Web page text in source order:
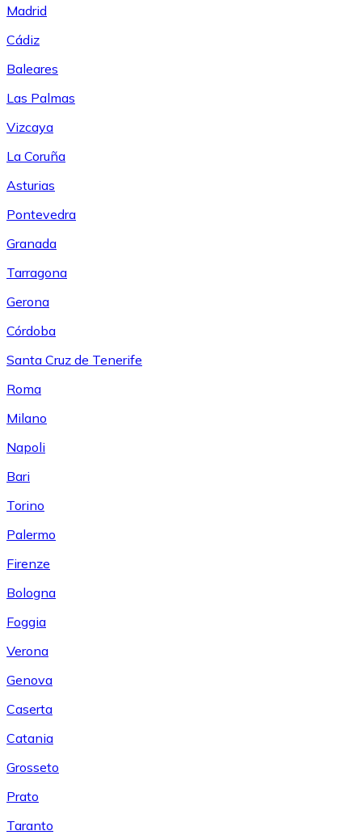
Madrid
Cádiz
Baleares
Las Palmas
Vizcaya
La Coruña
Asturias
Pontevedra
Granada
Tarragona
Gerona
Córdoba
Santa Cruz de Tenerife
Roma
Milano
Napoli
Bari
Torino
Palermo
Firenze
Bologna
Foggia
Verona
Genova
Caserta
Catania
Grosseto
Prato
Taranto